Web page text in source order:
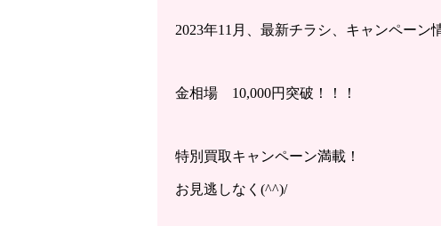
2023年11月、最新チラシ、キャンペーン
金相場 10,000円突破！！！
特別買取キャンペーン満載！
お見逃しなく(^^)/